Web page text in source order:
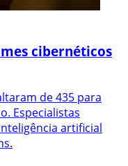
cibernéticos
de 435 para
Especialistas
artificial